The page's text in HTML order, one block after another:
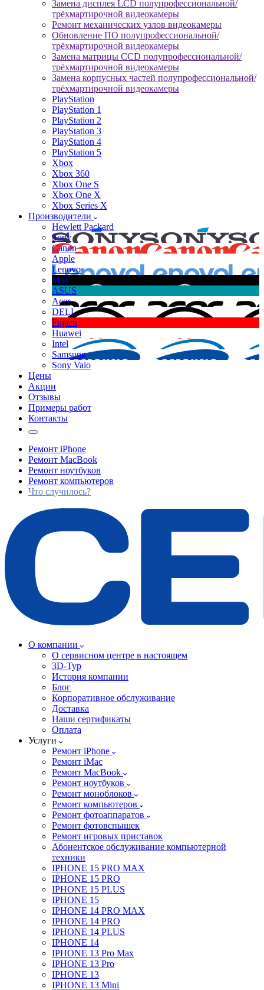
Замена дисплея LCD полупрофессиональной/
трёхмартирочной видеокамеры
Ремонт механических узлов видеокамеры
Обновление ПО полупрофессиональной/
трёхмартирочной видеокамеры
Замена матрицы CCD полупрофессиональной/
трёхмартирочной видеокамеры
Замена корпусных частей полупрофессиональной/
трёхмартирочной видеокамеры
PlayStation
PlayStation 1
PlayStation 2
PlayStation 3
PlayStation 4
PlayStation 5
Xbox
Xbox 360
Xbox One S
Xbox One X
Xbox Series X
Производители
Hewlett Packard
Sony
Canon
Apple
Lenovo
MSI
ASUS
Acer
DELL
Fujitsu
Huawei
Intel
Samsung
Sony Vaio
Цены
Акции
Отзывы
Примеры работ
Контакты
Ремонт iPhone
Ремонт MacBook
Ремонт ноутбуков
Ремонт компьютеров
Что случилось?
О компании
О сервисном центре в настоящем
3D-Тур
История компании
Блог
Корпоративное обслуживание
Доставка
Наши сертификаты
Оплата
Услуги
Ремонт iPhone
Ремонт iMac
Ремонт MacBook
Ремонт ноутбуков
Ремонт моноблоков
Ремонт компьютеров
Ремонт фотоаппаратов
Ремонт фотовспышек
Ремонт игровых приставок
Абонентское обслуживание компьютерной
техники
IPHONE 15 PRO MAX
IPHONE 15 PRO
IPHONE 15 PLUS
IPHONE 15
IPHONE 14 PRO MAX
IPHONE 14 PRO
IPHONE 14 PLUS
IPHONE 14
IPHONE 13 Pro Max
IPHONE 13 Pro
IPHONE 13
IPHONE 13 Mini